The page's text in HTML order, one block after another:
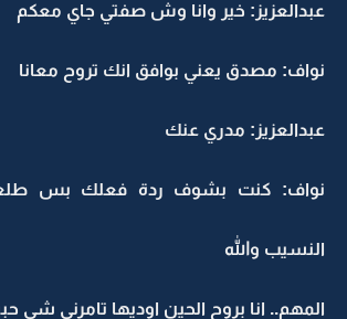
عبدالعزيز: خير وانا وش صفتي جاي معكم
نواف: مصدق يعني بوافق انك تروح معانا
عبدالعزيز: مدري عنك
نواف: كنت بشوف ردة فعلك بس
النسيب والله
المهم.. انا بروح الحين اوديها تامرني شي